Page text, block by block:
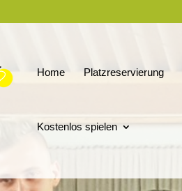
Home Platzreservierung
Kostenlos spielen